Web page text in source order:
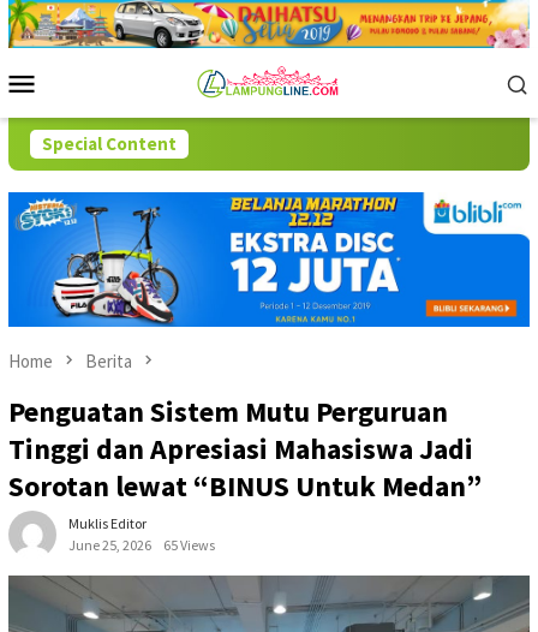
Skip
to
Menu
Special Content
Home Berita
Penguatan Sistem Mutu Perguruan
Tinggi dan Apresiasi Mahasiswa Jadi
Sorotan lewat “BINUS Untuk Medan”
Muklis Editor
June 25, 2026
65 Views